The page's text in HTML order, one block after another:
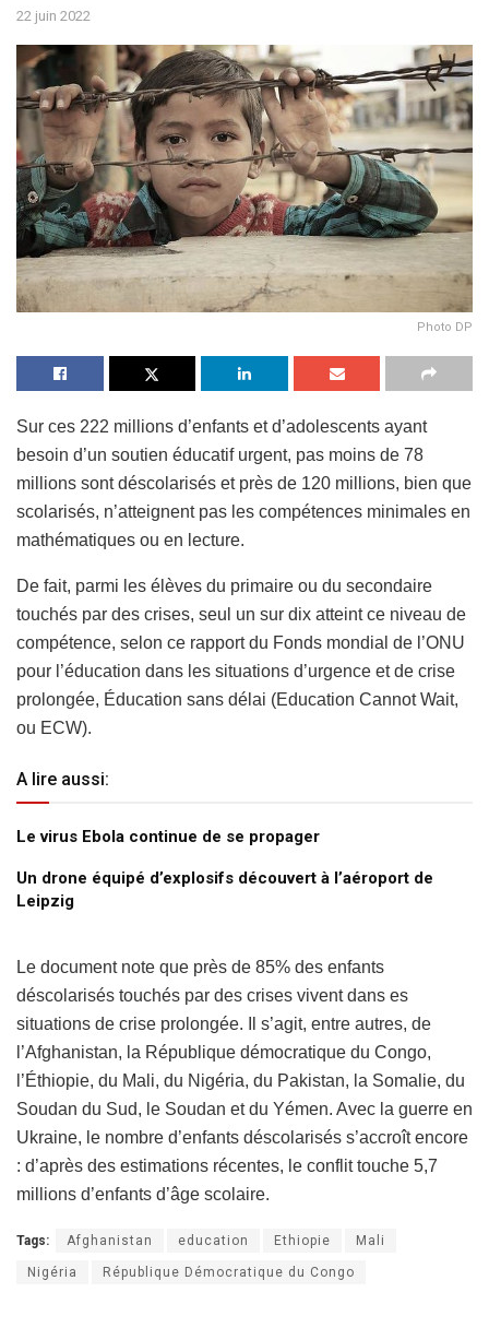
22 juin 2022
Photo DP
Sur ces 222 millions d’enfants et d’adolescents ayant
besoin d’un soutien éducatif urgent, pas moins de 78
millions sont déscolarisés et près de 120 millions, bien que
scolarisés, n’atteignent pas les compétences minimales en
mathématiques ou en lecture.
De fait, parmi les élèves du primaire ou du secondaire
touchés par des crises, seul un sur dix atteint ce niveau de
compétence, selon ce rapport du Fonds mondial de l’ONU
pour l’éducation dans les situations d’urgence et de crise
prolongée, Éducation sans délai (Education Cannot Wait,
ou ECW).
A lire aussi:
Le virus Ebola continue de se propager
Un drone équipé d’explosifs découvert à l’aéroport de
Leipzig
Le document note que près de 85% des enfants
déscolarisés touchés par des crises vivent dans es
situations de crise prolongée. Il s’agit, entre autres, de
l’Afghanistan, la République démocratique du Congo,
l’Éthiopie, du Mali, du Nigéria, du Pakistan, la Somalie, du
Soudan du Sud, le Soudan et du Yémen. Avec la guerre en
Ukraine, le nombre d’enfants déscolarisés s’accroît encore
: d’après des estimations récentes, le conflit touche 5,7
millions d’enfants d’âge scolaire.
Tags: Afghanistan education Ethiopie Mali
Nigéria République Démocratique du Congo